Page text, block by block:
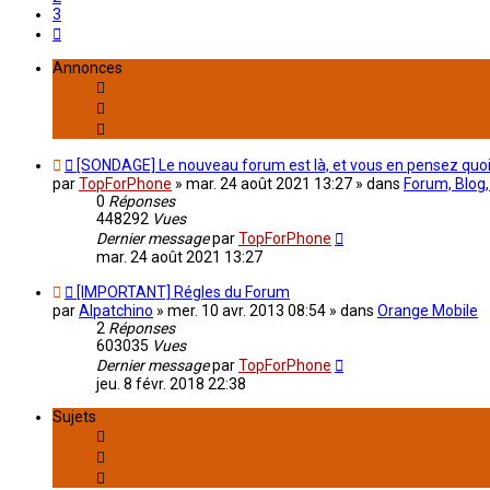
3
Annonces
[SONDAGE] Le nouveau forum est là, et vous en pensez
parTopForPhone » mar. 24 août 2021 13:27 » dans Forum,
0 Réponses
448292 Vues
Dernier messageparTopForPhone
mar. 24 août 2021 13:27
[IMPORTANT] Régles du Forum
parAlpatchino » mer. 10 avr. 2013 08:54 » dans Orange Mobile
2 Réponses
603035 Vues
Dernier messageparTopForPhone
jeu. 8 févr. 2018 22:38
Sujets